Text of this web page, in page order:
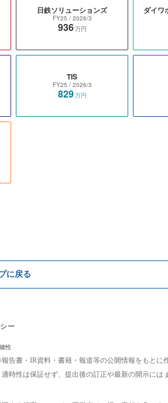
日鉄ソリューションズ
FY25 / 2026/3
936万円
ダイワ
TIS
FY25 / 2026/3
829万円
に戻る
ー
性
告書・IR資料・書籍・報道等の公開情報をもと
時性は保証せず、提出後の訂正や最新の開示には